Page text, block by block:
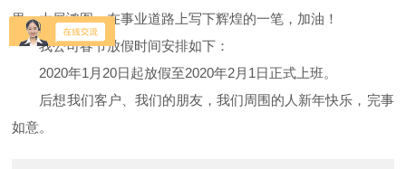
里，大展鸿图，在事业道路上写下辉煌的一笔，加油！
我公司春节放假时间安排如下：
2020年1月20日起放假至2020年2月1日正式上班。
后想我们客户、我们的朋友，我们周围的人新年快乐，完事
如意。